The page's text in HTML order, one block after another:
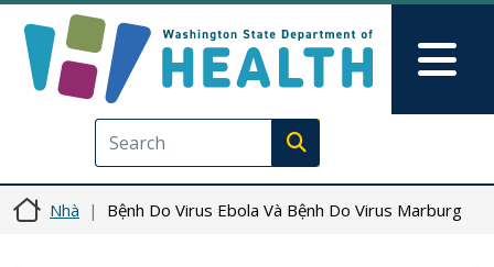
Execute search
Nhà Bệnh Do Virus Ebola Và Bệnh Do Virus Marburg